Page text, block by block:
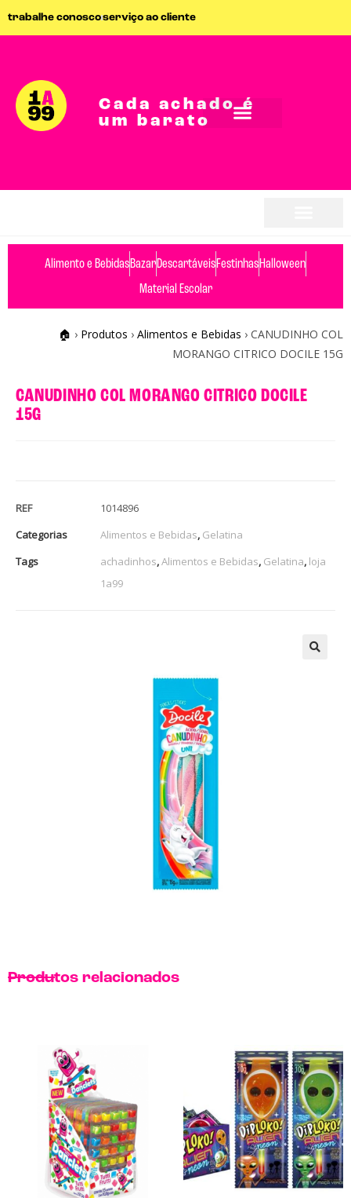
trabalhe conoscoserviço ao cliente
Cada achado é
um barato
Alimento e BebidasBazarDescartáveisFestinhasHalloween
Material Escolar
🏠 › Produtos › Alimentos e Bebidas › CANUDINHO COL
MORANGO CITRICO DOCILE 15G
CANUDINHO COL MORANGO CITRICO DOCILE
15G
REF
1014896
Categorias
Alimentos e Bebidas, Gelatina
Tags
achadinhos,Alimentos e Bebidas, Gelatina, loja
1a99
Produtos relacionados